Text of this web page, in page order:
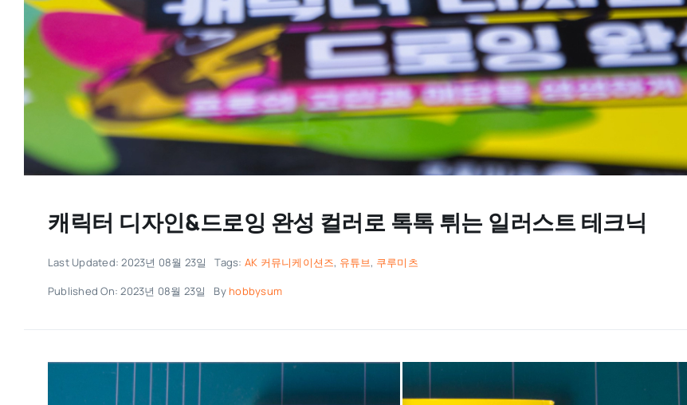
캐릭터 디자인&드로잉 완성 컬러로 톡톡 튀는 일러스트 테크닉
Last Updated: 2023년 08월 23일 Tags: AK 커뮤니케이션즈, 유튜브, 쿠루미츠
Published On: 2023년 08월 23일
By hobbysum